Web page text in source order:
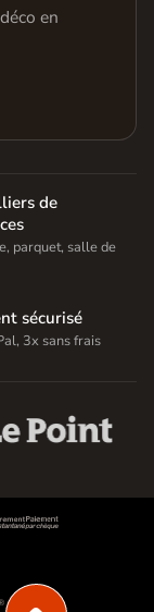
en
de
parquet, salle de
sécurisé
3x sans frais
